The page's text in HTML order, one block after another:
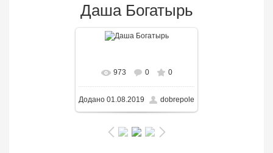
Даша Богатырь
800x1000/ 177.3KB
973 0 0
Додано 01.08.2019 dobrepole